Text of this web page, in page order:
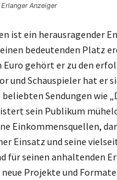
Anzeiger
ist ein herausragender
bedeutenden Platz
Euro gehört er zu den
und Schauspieler hat er
Sendungen wie
sein Publikum
Einkommensquellen,
Einsatz und seine
für seinen anhaltenden
Projekte und